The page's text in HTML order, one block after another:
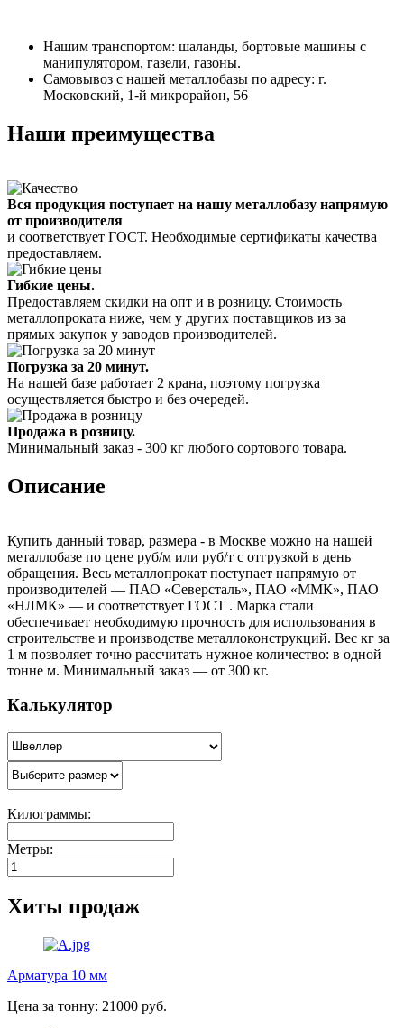
Нашим транспортом: шаланды, бортовые машины с
манипулятором, газели, газоны.
Самовывоз с нашей металлобазы по адресу: г.
Московский, 1-й микрорайон, 56
Наши преимущества
Вся продукция поступает на нашу металлобазу напрямую
от производителя
и соответствует ГОСТ. Необходимые сертификаты качества
предоставляем.
Гибкие цены.
Предоставляем скидки на опт и в розницу. Стоимость
металлопроката ниже, чем у других поставщиков из за
прямых закупок у заводов производителей.
Погрузка за 20 минут.
На нашей базе работает 2 крана, поэтому погрузка
осуществляется быстро и без очередей.
Продажа в розницу.
Минимальный заказ - 300 кг любого сортового товара.
Описание
Купить данный товар, размера - в Москве можно на нашей
металлобазе по цене руб/м или руб/т с отгрузкой в день
обращения. Весь металлопрокат поступает напрямую от
производителей — ПАО «Северсталь», ПАО «ММК», ПАО
«НЛМК» — и соответствует ГОСТ . Марка стали
обеспечивает необходимую прочность для использования в
строительстве и производстве металлоконструкций. Вес кг за
1 м позволяет точно рассчитать нужное количество: в одной
тонне м. Минимальный заказ — от 300 кг.
Калькулятор
Килограммы:
Метры:
Хиты продаж
Арматура 10 мм
Цена за тонну: 21000 руб.